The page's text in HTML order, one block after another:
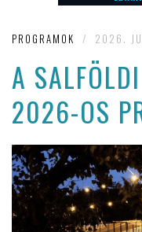
PROGRAMOK / 2026.
A
2026-OS